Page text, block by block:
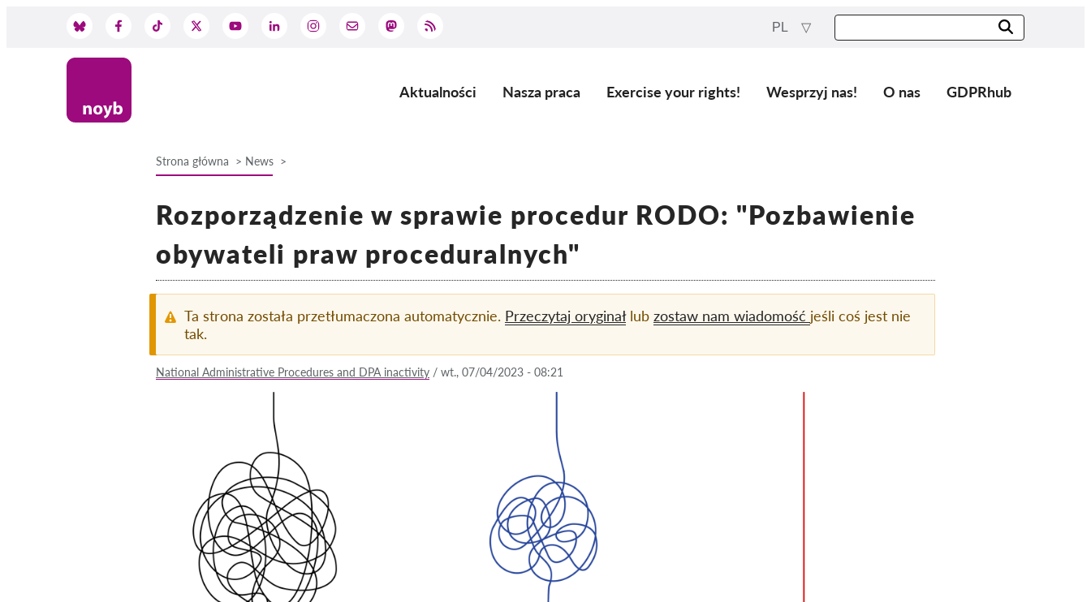
PL
Main
Aktualności Nasza praca Exercise your rights! Wesprzyj nas! O nas GDPRhub
nawigacyjna
Strona główna News
Rozporządzenie w sprawie procedur RODO: "Pozbawienie
obywateli praw proceduralnych"
Ta strona została przetłumaczona automatycznie. Przeczytaj oryginałlub zostaw nam wiadomość jeśli coś jest nie
tak.
National Administrative Procedures and DPA inactivity / wt., 07/04/2023 - 08:21